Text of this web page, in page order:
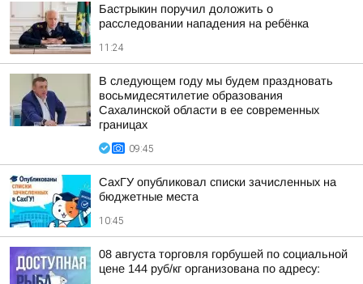
Бастрыкин поручил доложить о
расследовании нападения на ребёнка
11:24
В следующем году мы будем праздновать
восьмидесятилетие образования
Сахалинской области в ее современных
границах
09:45
СахГУ опубликовал списки зачисленных на
бюджетные места
10:45
08 августа торговля горбушей по социальной
цене 144 руб/кг организована по адресу: